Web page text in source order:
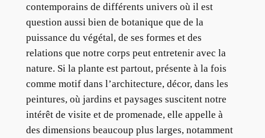
contemporains de différents univers où il est
question aussi bien de botanique que de la
puissance du végétal, de ses formes et des
relations que notre corps peut entretenir avec la
nature. Si la plante est partout, présente à la fois
comme motif dans l’architecture, décor, dans les
peintures, où jardins et paysages suscitent notre
intérêt de visite et de promenade, elle appelle à
des dimensions beaucoup plus larges, notamment